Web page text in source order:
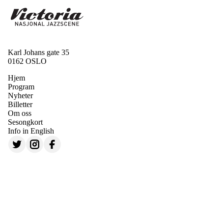
Karl Johans gate 35
0162 OSLO
Hjem
Program
Nyheter
Billetter
Om oss
Sesongkort
Info in English